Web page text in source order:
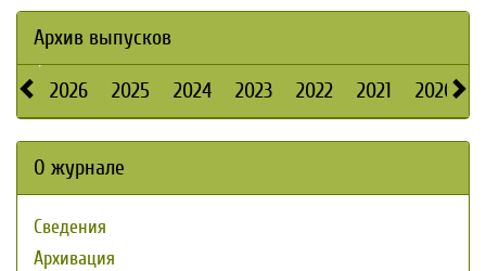
Архив выпусков
2026 2025 2024 2023 2022 2021 2020
О журнале
Сведения
Архивация